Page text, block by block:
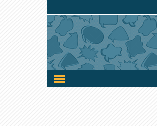
Ativar/desativar
a